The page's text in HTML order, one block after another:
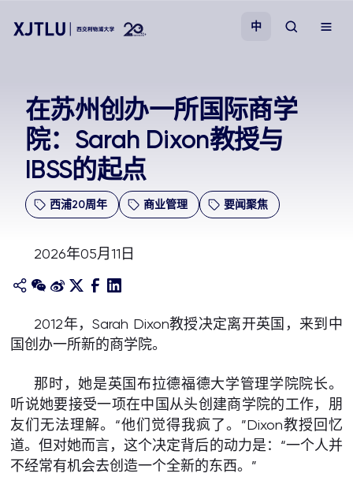
招生
科研
关于我们
中
在苏州创办一所国际商学
院：Sarah Dixon教授与
IBSS的起点
西浦20周年 商业管理 要闻聚焦
2026年05月11日
2012年，Sarah Dixon教授决定离开英国，来到中
国创办一所新的商学院。
那时，她是英国布拉德福德大学管理学院院长。
听说她要接受一项在中国从头创建商学院的工作，朋
友们无法理解。“他们觉得我疯了。”Dixon教授回忆
道。但对她而言，这个决定背后的动力是：“一个人并
不经常有机会去创造一个全新的东西。”